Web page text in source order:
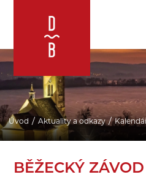
Úvod Aktuality a odkazy
BĚŽECKÝ